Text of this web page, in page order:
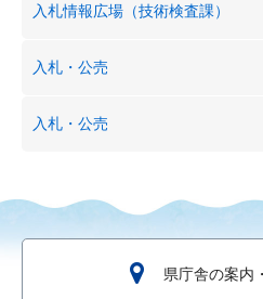
入札情報広場（技術検査課）
入札・公売
入札・公売
県庁舎の案内